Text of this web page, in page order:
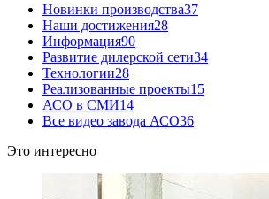
Новинки производства37
Наши достижения28
Информация90
Развитие дилерской сети34
Технологии28
Реализованные проекты15
АСО в СМИ14
Все видео завода АСО36
Это интересно